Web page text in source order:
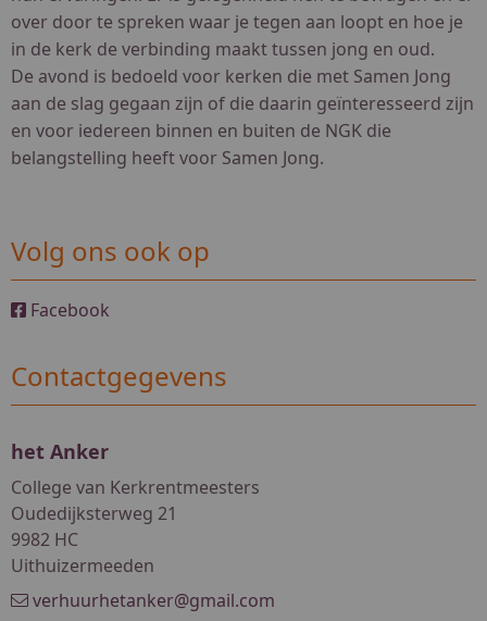
over door te spreken waar je tegen aan loopt en hoe je
in de kerk de verbinding maakt tussen jong en oud.
De avond is bedoeld voor kerken die met Samen Jong
aan de slag gegaan zijn of die daarin geïnteresseerd zijn
en voor iedereen binnen en buiten de NGK die
belangstelling heeft voor Samen Jong.
Volg ons ook op
Facebook
Contactgegevens
het Anker
College van Kerkrentmeesters
Oudedijksterweg 21
9982 HC
Uithuizermeeden
verhuurhetanker@gmail.com